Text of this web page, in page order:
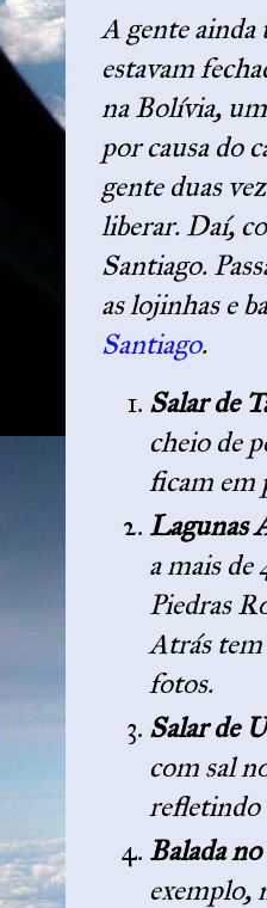
A gente ainda
estavam
na Bolívia,
por causa do
gente duas
liberar. Daí,
Santiago.
as lojinhas e
Santiago.
Salar de
cheio de
ficam em
Lagunas
a mais de
Piedras
Atrás tem
fotos.
Salar de
com sal
refletindo
Balada
exemplo,